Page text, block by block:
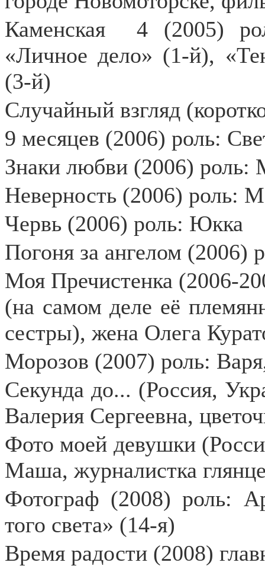
Каменская
4 (2005)
«Личное дело» (1-й),
(3-й)
Случайный взгляд
9 месяцев (2006) роль:
Знаки любви (2006) роль:
Неверность (2006) роль:
Червь (2006) роль: Юкка
Погоня за ангелом
Моя Пречистенка (2006-
(на самом деле её
сестры), жена Олега
Морозов (2007) роль:
Секунда до... (Россия,
Валерия Сергеевна,
Фото моей девушки
Маша, журналистка
Фотограф (2008) роль:
того света» (14-я)
Время радости (2008)